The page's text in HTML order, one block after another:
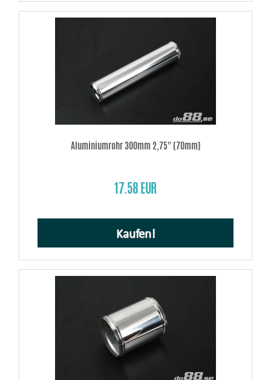
Aluminiumrohr 300mm 2,75'' (70mm)
17.58 EUR
Kaufen!